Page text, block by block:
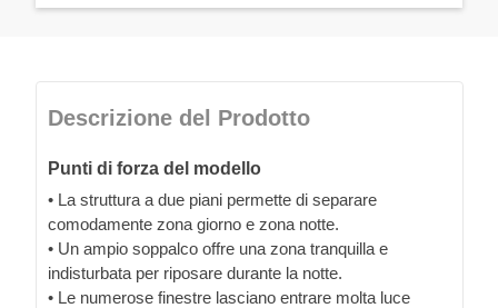
Descrizione del Prodotto
Punti di forza del modello
• La struttura a due piani permette di separare
comodamente zona giorno e zona notte.
• Un ampio soppalco offre una zona tranquilla e
indisturbata per riposare durante la notte.
• Le numerose finestre lasciano entrare molta luce